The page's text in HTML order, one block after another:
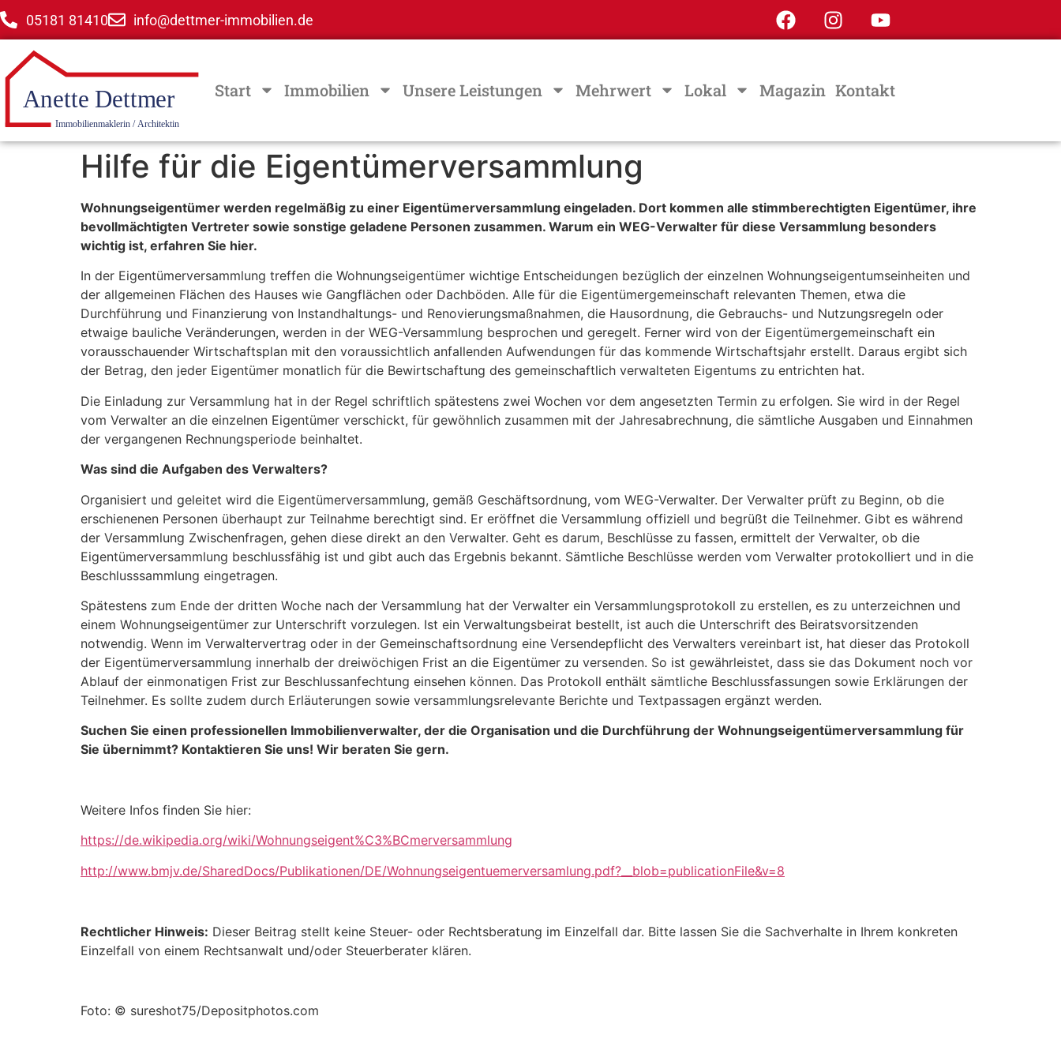
05181 81410 info@dettmer-immobilien.de
Start Immobilien Unsere Leistungen Mehrwert Lokal Magazin Kontakt
Hilfe für die Eigentümerversammlung
Wohnungseigentümer werden regelmäßig zu einer Eigentümerversammlung eingeladen. Dort kommen alle stimmberechtigten Eigentümer, ihre
bevollmächtigten Vertreter sowie sonstige geladene Personen zusammen. Warum ein WEG-Verwalter für diese Versammlung besonders
wichtig ist, erfahren Sie hier.
In der Eigentümerversammlung treffen die Wohnungseigentümer wichtige Entscheidungen bezüglich der einzelnen Wohnungseigentumseinheiten und
der allgemeinen Flächen des Hauses wie Gangflächen oder Dachböden. Alle für die Eigentümergemeinschaft relevanten Themen, etwa die
Durchführung und Finanzierung von Instandhaltungs- und Renovierungsmaßnahmen, die Hausordnung, die Gebrauchs- und Nutzungsregeln oder
etwaige bauliche Veränderungen, werden in der WEG-Versammlung besprochen und geregelt. Ferner wird von der Eigentümergemeinschaft ein
vorausschauender Wirtschaftsplan mit den voraussichtlich anfallenden Aufwendungen für das kommende Wirtschaftsjahr erstellt. Daraus ergibt sich
der Betrag, den jeder Eigentümer monatlich für die Bewirtschaftung des gemeinschaftlich verwalteten Eigentums zu entrichten hat.
Die Einladung zur Versammlung hat in der Regel schriftlich spätestens zwei Wochen vor dem angesetzten Termin zu erfolgen. Sie wird in der Regel
vom Verwalter an die einzelnen Eigentümer verschickt, für gewöhnlich zusammen mit der Jahresabrechnung, die sämtliche Ausgaben und Einnahmen
der vergangenen Rechnungsperiode beinhaltet.
Was sind die Aufgaben des Verwalters?
Organisiert und geleitet wird die Eigentümerversammlung, gemäß Geschäftsordnung, vom WEG-Verwalter. Der Verwalter prüft zu Beginn, ob die
erschienenen Personen überhaupt zur Teilnahme berechtigt sind. Er eröffnet die Versammlung offiziell und begrüßt die Teilnehmer. Gibt es während
der Versammlung Zwischenfragen, gehen diese direkt an den Verwalter. Geht es darum, Beschlüsse zu fassen, ermittelt der Verwalter, ob die
Eigentümerversammlung beschlussfähig ist und gibt auch das Ergebnis bekannt. Sämtliche Beschlüsse werden vom Verwalter protokolliert und in die
Beschlusssammlung eingetragen.
Spätestens zum Ende der dritten Woche nach der Versammlung hat der Verwalter ein Versammlungsprotokoll zu erstellen, es zu unterzeichnen und
einem Wohnungseigentümer zur Unterschrift vorzulegen. Ist ein Verwaltungsbeirat bestellt, ist auch die Unterschrift des Beiratsvorsitzenden
notwendig. Wenn im Verwaltervertrag oder in der Gemeinschaftsordnung eine Versendepflicht des Verwalters vereinbart ist, hat dieser das Protokoll
der Eigentümerversammlung innerhalb der dreiwöchigen Frist an die Eigentümer zu versenden. So ist gewährleistet, dass sie das Dokument noch vor
Ablauf der einmonatigen Frist zur Beschlussanfechtung einsehen können. Das Protokoll enthält sämtliche Beschlussfassungen sowie Erklärungen der
Teilnehmer. Es sollte zudem durch Erläuterungen sowie versammlungsrelevante Berichte und Textpassagen ergänzt werden.
Suchen Sie einen professionellen Immobilienverwalter, der die Organisation und die Durchführung der Wohnungseigentümerversammlung für
Sie übernimmt? Kontaktieren Sie uns! Wir beraten Sie gern.
Weitere Infos finden Sie hier:
https://de.wikipedia.org/wiki/Wohnungseigent%C3%BCmerversammlung
http://www.bmjv.de/SharedDocs/Publikationen/DE/Wohnungseigentuemerversamlung.pdf?__blob=publicationFile&v=8
Rechtlicher Hinweis: Dieser Beitrag stellt keine Steuer- oder Rechtsberatung im Einzelfall dar. Bitte lassen Sie die Sachverhalte in Ihrem konkreten
Einzelfall von einem Rechtsanwalt und/oder Steuerberater klären.
Foto: © sureshot75/Depositphotos.com